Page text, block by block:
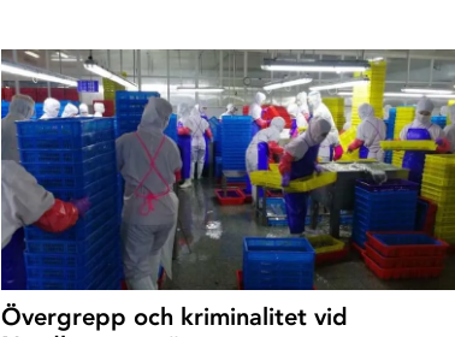
Övergrepp och kriminalitet vid